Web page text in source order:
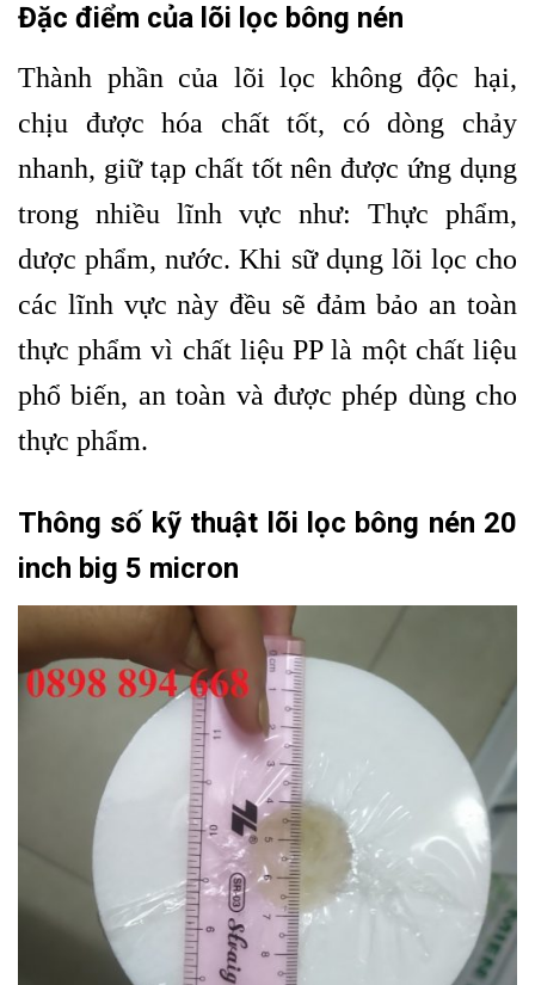
Đặc điểm của lõi lọc bông nén
Thành phần của lõi lọc không độc hại,
chịu được hóa chất tốt, có dòng chảy
nhanh, giữ tạp chất tốt nên được ứng dụng
trong nhiều lĩnh vực như: Thực phẩm,
dược phẩm, nước. Khi sữ dụng lõi lọc cho
các lĩnh vực này đều sẽ đảm bảo an toàn
thực phẩm vì chất liệu PP là một chất liệu
phổ biến, an toàn và được phép dùng cho
thực phẩm.
Thông số kỹ thuật lõi lọc bông nén 20
inch big 5 micron